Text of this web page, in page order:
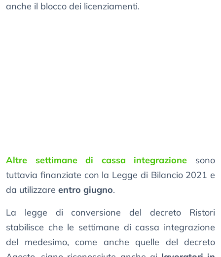
anche il blocco dei licenziamenti.
Altre settimane di cassa integrazione sono
tuttavia finanziate con la Legge di Bilancio 2021 e
da utilizzare entro giugno.
La legge di conversione del decreto Ristori
stabilisce che le settimane di cassa integrazione
del medesimo, come anche quelle del decreto